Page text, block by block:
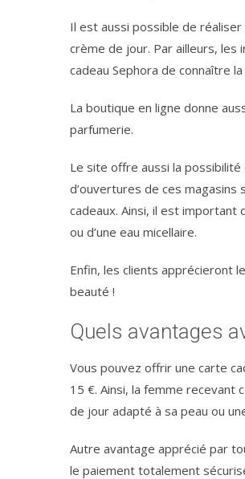
Il est aussi possible de
crème de jour. Par ailleurs,
cadeau Sephora de connaître
La boutique en ligne donne
parfumerie.
Le site offre aussi la
d’ouvertures de ces
cadeaux. Ainsi, il est important
ou d’une eau micellaire.
Enfin, les clients apprécieront
beauté !
Quels avantages
Vous pouvez offrir une carte
15 €. Ainsi, la femme recevant
de jour adapté à sa peau ou
Autre avantage apprécié par
le paiement totalement